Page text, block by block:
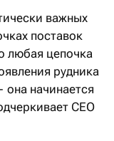
важных
поставок
любая цепочка
рудника
начинается
СЕО